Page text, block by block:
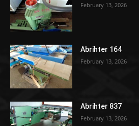
February 13, 2026
Abrihter 164
February 13, 2026
Abrihter 837
February 13, 2026